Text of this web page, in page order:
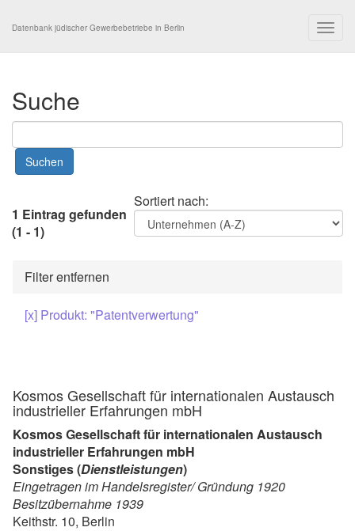
Datenbank jüdischer Gewerbebetriebe in Berlin
Suche
Sortiert nach:
1 Eintrag gefunden
(1 - 1)
Filter entfernen
[x] Produkt: "Patentverwertung"
Kosmos Gesellschaft für internationalen Austausch
industrieller Erfahrungen mbH
Kosmos Gesellschaft für internationalen Austausch
industrieller Erfahrungen mbH
Sonstiges (Dienstleistungen)
Eingetragen im Handelsregister/ Gründung 1920
Besitzübernahme 1939
Keithstr. 10, Berlin